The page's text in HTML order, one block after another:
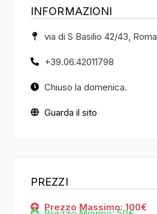
INFORMAZIONI
via di S Basilio 42/43, Roma
+39.06.42011798
Chiuso la domenica.
Guarda il sito
PREZZI
Prezzo Massimo: 100€